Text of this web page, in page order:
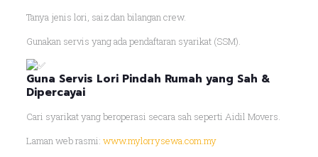
Tanya jenis lori, saiz dan bilangan crew.
Gunakan servis yang ada pendaftaran syarikat (SSM).
Guna Servis Lori Pindah Rumah yang Sah &
Dipercayai
Cari syarikat yang beroperasi secara sah seperti Aidil Movers.
Laman web rasmi: www.mylorrysewa.com.my